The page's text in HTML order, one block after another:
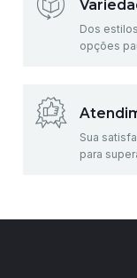
Dos
opções
Sua
para